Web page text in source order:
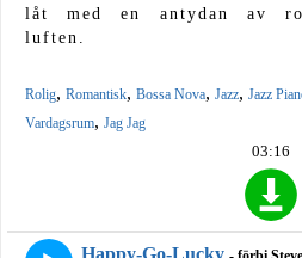
låt med en antydan av
luften.
Rolig, Romantisk, Bossa Nova, Jazz, Jazz
Vardagsrum, Jag Jag
03:16
Happy-Go-Lucky